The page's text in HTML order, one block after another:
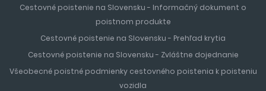
Cestovné poistenie na Slovensku - Informačný dokument o
poistnom produkte
Cestovné poistenie na Slovensku - Prehľad krytia
Cestovné poistenie na Slovensku - Zvláštne dojednanie
Všeobecné poistné podmienky cestovného poistenia k poisteniu
vozidla